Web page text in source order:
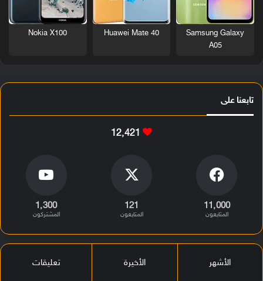
Samsung Galaxy
A05
Huawei Mate 40
Nokia X100
تابعنا على
12٬421
11٬000
المتابعون
121
المتابعون
1٬300
المشتركون
الأشهر الأخيرة تعليقات